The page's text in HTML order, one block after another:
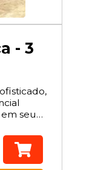
- 3
seus